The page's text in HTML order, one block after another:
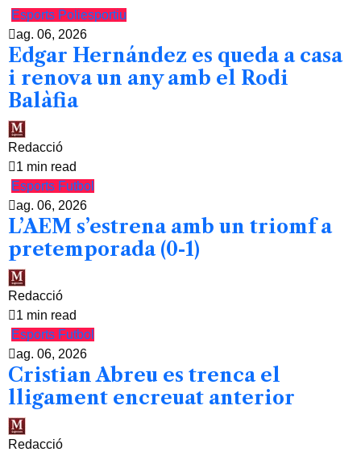
Esports Poliesportiu
ag. 06, 2026
Edgar Hernández es queda a casa
i renova un any amb el Rodi
Balàfia
Redacció
1 min read
Esports Futbol
ag. 06, 2026
L’AEM s’estrena amb un triomf a
pretemporada (0-1)
Redacció
1 min read
Esports Futbol
ag. 06, 2026
Cristian Abreu es trenca el
lligament encreuat anterior
Redacció